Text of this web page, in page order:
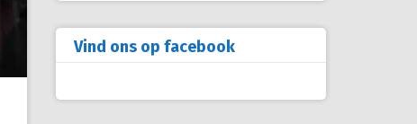
Vind ons op facebook